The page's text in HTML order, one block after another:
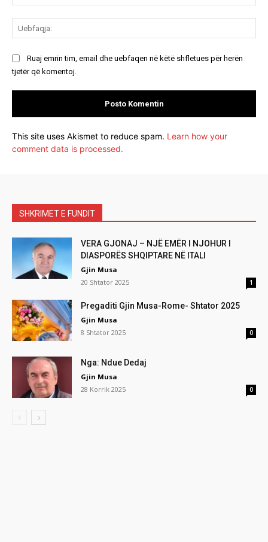
Ruaj emrin tim, email dhe uebfaqen në këtë shfletues për herën
tjetër që komentoj.
This site uses Akismet to reduce spam. Learn how your
comment data is processed.
SHKRIMET E FUNDIT
VERA GJONAJ – NJË EMËR I NJOHUR I
DIASPORËS SHQIPTARE NË ITALI
Gjin Musa
20 Shtator 2025
1
Pregaditi Gjin Musa-Rome- Shtator 2025
Gjin Musa
8 Shtator 2025
0
Nga: Ndue Dedaj
Gjin Musa
28 Korrik 2025
0